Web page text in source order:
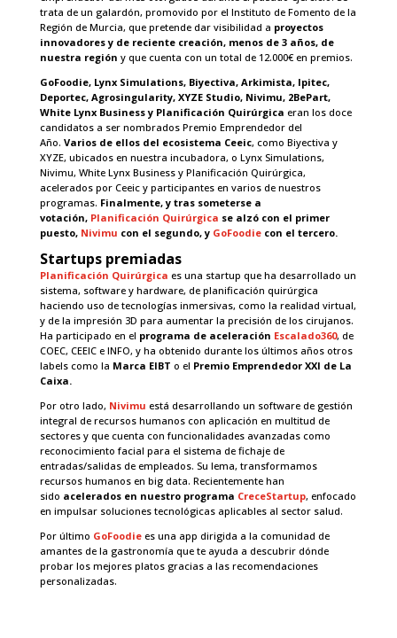
trata de un galardón, promovido por el Instituto de Fomento de la
Región de Murcia, que pretende dar visibilidad a proyectos
innovadores y de reciente creación, menos de 3 años, de
nuestra región y que cuenta con un total de 12.000€ en premios.
GoFoodie, Lynx Simulations, Biyectiva, Arkimista, Ipitec,
Deportec, Agrosingularity, XYZE Studio, Nivimu, 2BePart,
White Lynx Business y Planificación Quirúrgica eran los doce
candidatos a ser nombrados Premio Emprendedor del
Año. Varios de ellos del ecosistema Ceeic, como Biyectiva y
XYZE, ubicados en nuestra incubadora, o Lynx Simulations,
Nivimu, White Lynx Business y Planificación Quirúrgica,
acelerados por Ceeic y participantes en varios de nuestros
programas. Finalmente, y tras someterse a
votación, Planificación Quirúrgica se alzó con el primer
puesto, Nivimu con el segundo, y GoFoodie con el tercero.
Startups premiadas
Planificación Quirúrgica es una startup que ha desarrollado un
sistema, software y hardware, de planificación quirúrgica
haciendo uso de tecnologías inmersivas, como la realidad virtual,
y de la impresión 3D para aumentar la precisión de los cirujanos.
Ha participado en el programa de aceleración Escalado360, de
COEC, CEEIC e INFO, y ha obtenido durante los últimos años otros
labels como la Marca EIBT o el Premio Emprendedor XXI de La
Caixa.
Por otro lado, Nivimu está desarrollando un software de gestión
integral de recursos humanos con aplicación en multitud de
sectores y que cuenta con funcionalidades avanzadas como
reconocimiento facial para el sistema de fichaje de
entradas/salidas de empleados. Su lema, transformamos
recursos humanos en big data. Recientemente han
sido acelerados en nuestro programa CreceStartup, enfocado
en impulsar soluciones tecnológicas aplicables al sector salud.
Por último GoFoodiees una app dirigida a la comunidad de
amantes de la gastronomía que te ayuda a descubrir dónde
probar los mejores platos gracias a las recomendaciones
personalizadas.